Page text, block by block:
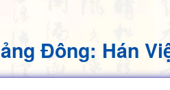
Đông: Hán